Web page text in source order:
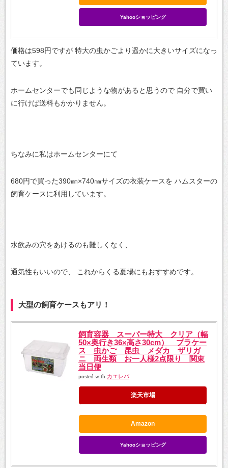
Yahooショッピング
価格は598円ですが 特大の虫かごより遥かに大きいサイズになっ
ています。
ホームセンターでも同じような物があると思うので 自分で買い
に行けば送料もかかりません。
ちなみに私はホームセンターにて
680円で買った390㎜×740㎜サイズの衣装ケースを ハムスターの
飼育ケースに利用しています。
水飲みの穴をあけるのも難しくなく、
通気性もいいので、 これからくる夏場にもおすすめです。
大型の飼育ケースもアリ！
飼育容器 スーパー特大 クリア（幅
50×奥行き36×高さ30cm） プラケー
ス 虫かご 昆虫 メダカ ザリガ
ニ 両生類 お一人様2点限り 関東
当日便
posted with カエレバ
楽天市場
Amazon
Yahooショッピング